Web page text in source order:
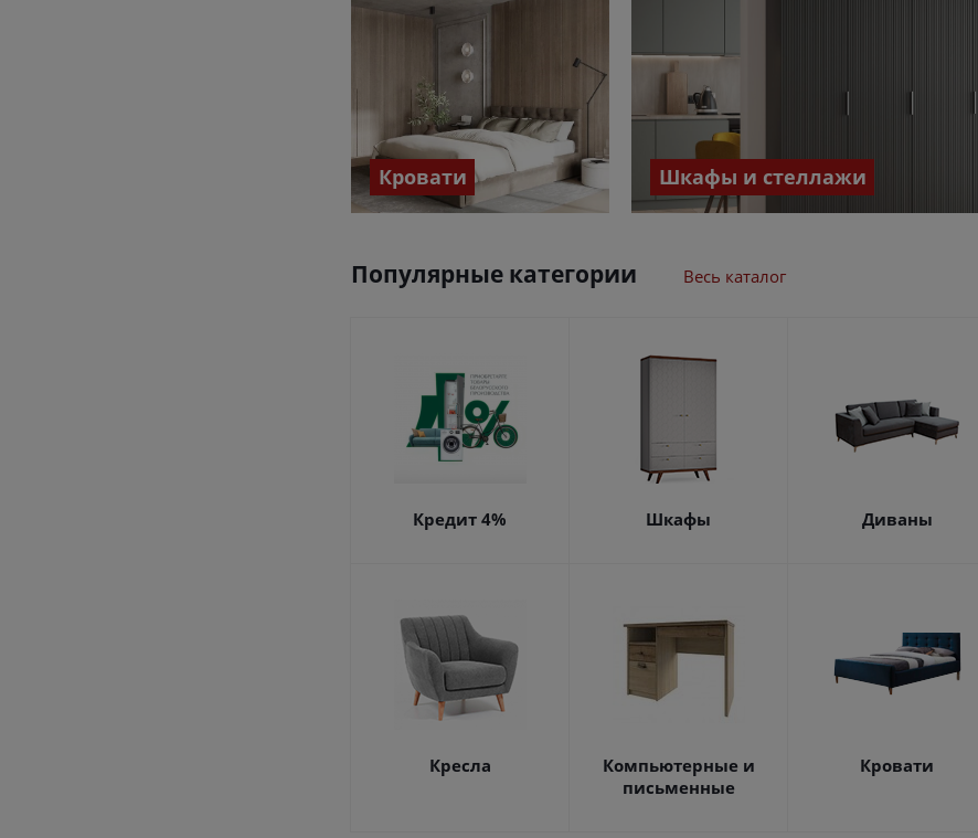
Кровати Шкафы и стеллажи
Популярные категории Весь каталог
Кредит 4% Шкафы Диваны
Кресла
Компьютерные и
письменные
Кровати